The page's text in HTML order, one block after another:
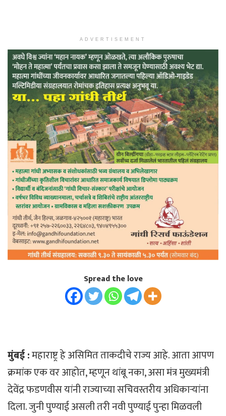
ADVERTISEMENT
Spread the love
मुंबई :महाराष्ट्र हे असिमित ताकदीचे राज्य आहे. आता आपण
क्रमांक एक वर आहोत, म्हणून थांबू नका, असा मंत्र मुख्यमंत्री
देवेंद्र फडणवीस यांनी राज्याच्या सचिवस्तरीय अधिकाऱ्यांना
दिला. जुनी पुण्याई असली तरी नवी पुण्याई पुन्हा मिळवली